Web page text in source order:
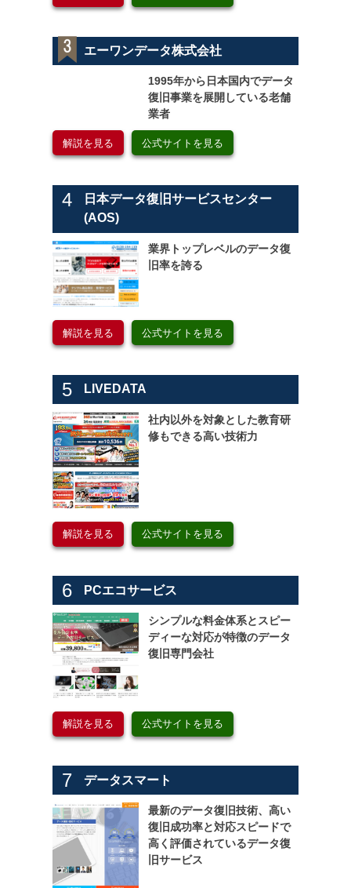
エーワンデータ株式会社
1995年から日本国内でデータ
復旧事業を展開している老舗
業者
解説を見る 公式サイトを見る
4
日本データ復旧サービスセンター
(AOS)
業界トップレベルのデータ復
旧率を誇る
解説を見る 公式サイトを見る
5 LIVEDATA
社内以外を対象とした教育研
修もできる高い技術力
解説を見る 公式サイトを見る
6 PCエコサービス
シンプルな料金体系とスピー
ディーな対応が特徴のデータ
復旧専門会社
解説を見る 公式サイトを見る
7 データスマート
最新のデータ復旧技術、高い
復旧成功率と対応スピードで
高く評価されているデータ復
旧サービス